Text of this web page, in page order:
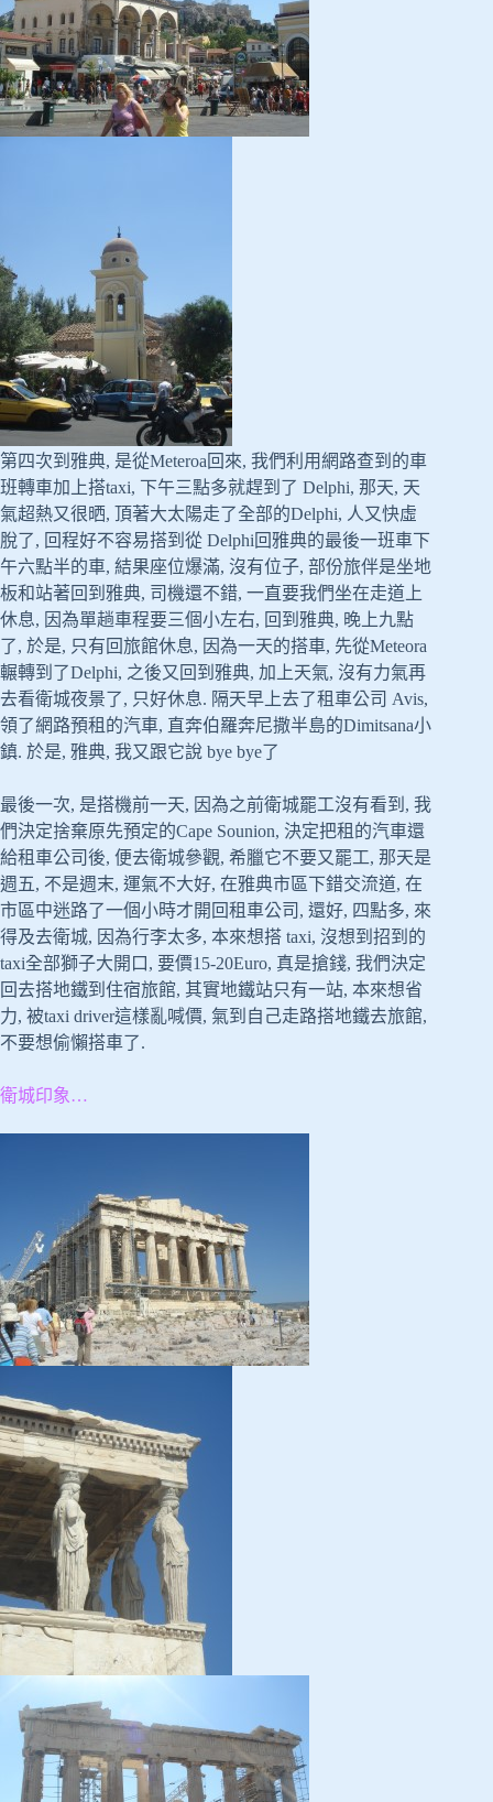
第四次到雅典, 是從Meteroa回來, 我們利用網路查到的車
班轉車加上搭taxi, 下午三點多就趕到了 Delphi, 那天, 天
氣超熱又很晒, 頂著大太陽走了全部的Delphi, 人又快虛
脫了, 回程好不容易搭到從 Delphi回雅典的最後一班車下
午六點半的車, 結果座位爆滿, 沒有位子, 部份旅伴是坐地
板和站著回到雅典, 司機還不錯, 一直要我們坐在走道上
休息, 因為單趟車程要三個小左右, 回到雅典, 晚上九點
了, 於是, 只有回旅館休息, 因為一天的搭車, 先從Meteora
輾轉到了Delphi, 之後又回到雅典, 加上天氣, 沒有力氣再
去看衛城夜景了, 只好休息. 隔天早上去了租車公司 Avis,
領了網路預租的汽車, 直奔伯羅奔尼撒半島的Dimitsana小
鎮. 於是, 雅典, 我又跟它說 bye bye了
最後一次, 是搭機前一天, 因為之前衛城罷工沒有看到, 我
們決定捨棄原先預定的Cape Sounion, 決定把租的汽車還
給租車公司後, 便去衛城參觀, 希臘它不要又罷工, 那天是
週五, 不是週末, 運氣不大好, 在雅典市區下錯交流道, 在
市區中迷路了一個小時才開回租車公司, 還好, 四點多, 來
得及去衛城, 因為行李太多, 本來想搭 taxi, 沒想到招到的
taxi全部獅子大開口, 要價15-20Euro, 真是搶錢, 我們決定
回去搭地鐵到住宿旅館, 其實地鐵站只有一站, 本來想省
力, 被taxi driver這樣亂喊價, 氣到自己走路搭地鐵去旅館,
不要想偷懶搭車了.
衛城印象…